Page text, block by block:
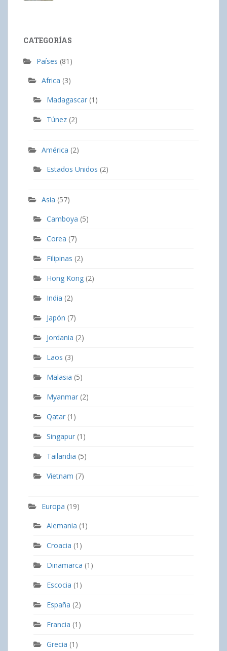
CATEGORÍAS
Países (81)
Africa (3)
Madagascar (1)
Túnez (2)
América (2)
Estados Unidos (2)
Asia (57)
Camboya (5)
Corea (7)
Filipinas (2)
Hong Kong (2)
India (2)
Japón (7)
Jordania (2)
Laos (3)
Malasia (5)
Myanmar (2)
Qatar (1)
Singapur (1)
Tailandia (5)
Vietnam (7)
Europa (19)
Alemania (1)
Croacia (1)
Dinamarca (1)
Escocia (1)
España (2)
Francia (1)
Grecia (1)